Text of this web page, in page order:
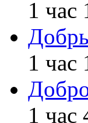
1 час
1 час
1 час